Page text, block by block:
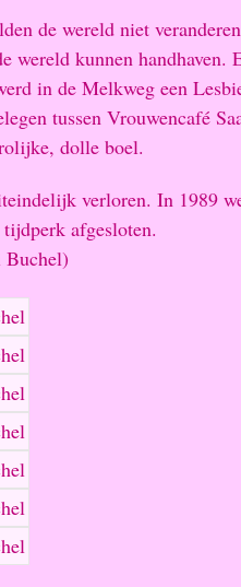
de wereld niet
wereld kunnen handhaven.
in de Melkweg een
tussen Vrouwencafé
dolle boel.
verloren. In 1989
afgesloten.
Buchel)